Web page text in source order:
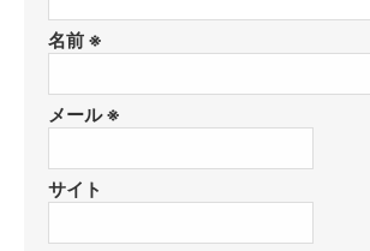
名前 ※
メール※
サイト